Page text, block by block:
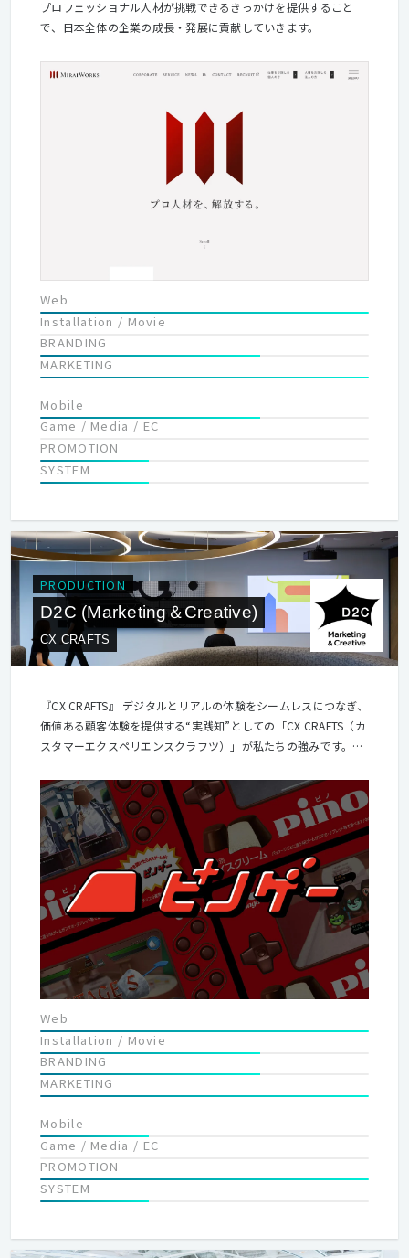
プロフェッショナル人材が挑戦できるきっかけを提供すること
で、日本全体の企業の成長・発展に貢献していきます。
Web
Installation / Movie
BRANDING
MARKETING
Mobile
Game / Media / EC
PROMOTION
SYSTEM
PRODUCTION
D2C (Marketing＆Creative)
CX CRAFTS
『CX CRAFTS』 デジタルとリアルの体験をシームレスにつなぎ、
価値ある顧客体験を提供する“実践知”としての「CX CRAFTS（カ
スタマーエクスペリエンスクラフツ）」が私たちの強みです。統
きたクラフトマンシップでクリエイティブへ昇華し、お客様のク
リエイティブパートナーとしてビジネス課題に共感をもって伴走
しています。
Web
Installation / Movie
BRANDING
MARKETING
Mobile
Game / Media / EC
PROMOTION
SYSTEM